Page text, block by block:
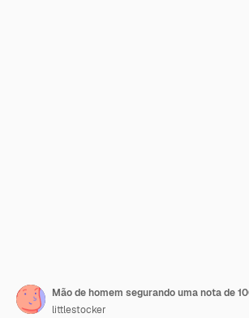
littlestocker